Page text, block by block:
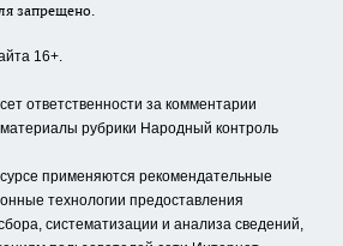
запрещено.
16+.
ответственности за комментарии
рубрики Народный контроль
применяются рекомендательные
технологии предоставления
систематизации и анализа сведений,